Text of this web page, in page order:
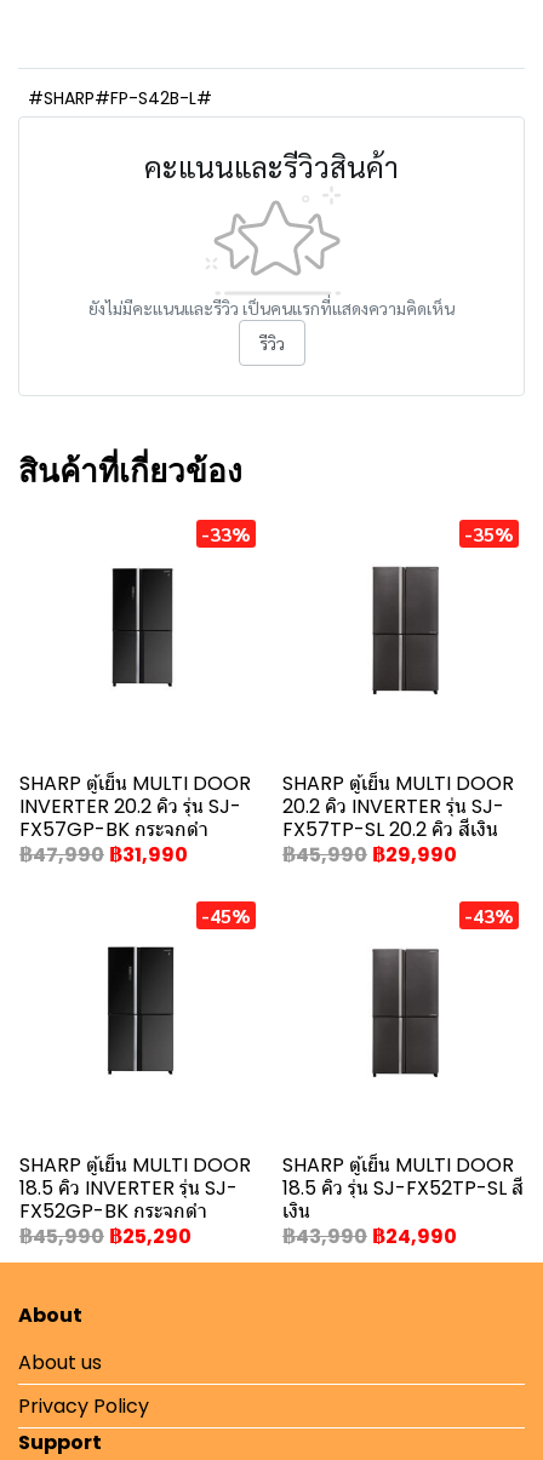
#SHARP#FP-S42B-L#
คะแนนและรีวิวสินค้า
ยังไม่มีคะแนนและรีวิว เป็นคนแรกที่แสดงความคิดเห็น
รีวิว
สินค้าที่เกี่ยวข้อง
-33%
SHARP ตู้เย็น MULTI DOOR
INVERTER 20.2 คิว รุ่น SJ-
FX57GP-BK กระจกดำ
฿47,990 ฿31,990
-35%
SHARP ตู้เย็น MULTI DOOR
20.2 คิว INVERTER รุ่น SJ-
FX57TP-SL 20.2 คิว สีเงิน
฿45,990 ฿29,990
-45%
SHARP ตู้เย็น MULTI DOOR
18.5 คิว INVERTER รุ่น SJ-
FX52GP-BK กระจกดำ
฿45,990 ฿25,290
-43%
SHARP ตู้เย็น MULTI DOOR
18.5 คิว รุ่น SJ-FX52TP-SL สี
เงิน
฿43,990 ฿24,990
About
About us
Privacy Policy
Support